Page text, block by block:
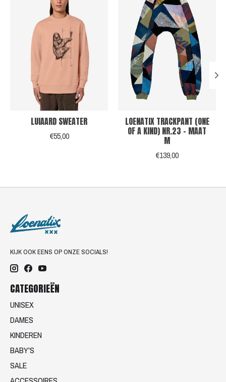
LUIAARD SWEATER
€55,00
LOENATIX TRACKPANT (ONE
OF A KIND) NR.23 - MAAT
M
€139,00
KIJK OOK EENS OP ONZE SOCIALS!
CATEGORIEËN
UNISEX
DAMES
KINDEREN
BABY'S
SALE